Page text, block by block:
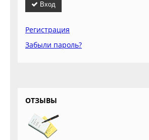
Вход
Регистрация
Забыли пароль?
ОТЗЫВЫ